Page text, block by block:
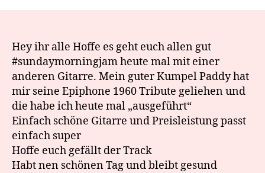
Hey ihr alle Hoffe es geht euch allen gut
#sundaymorningjam heute mal mit einer
anderen Gitarre. Mein guter Kumpel Paddy hat
mir seine Epiphone 1960 Tribute geliehen und
die habe ich heute mal „ausgeführt“
Einfach schöne Gitarre und Preisleistung passt
einfach super
Hoffe euch gefällt der Track
Habt nen schönen Tag und bleibt gesund